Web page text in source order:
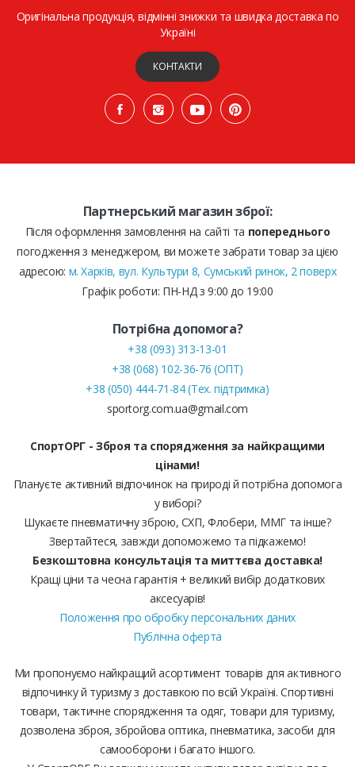
Оригінальна продукція, відмінні знижки та швидка доставка по
Україні
КОНТАКТИ
Партнерський магазин зброї:
Після оформлення замовлення на сайті та попереднього
погодження з менеджером, ви можете забрати товар за цією
адресою: м. Харків, вул. Культури 8, Сумський ринок, 2 поверх
Графік роботи: ПН-НД з 9:00 до 19:00
Потрібна допомога?
+38 (093) 313-13-01
+38 (068) 102-36-76 (ОПТ)
+38 (050) 444-71-84 (Тех. підтримка)
sportorg.com.ua@gmail.com
СпортОРГ - Зброя та спорядження за найкращими
цінами!
Плануєте активний відпочинок на природі й потрібна допомога
у виборі?
Шукаєте пневматичну зброю, СХП, Флобери, ММГ та інше?
Звертайтеся, завжди допоможемо та підкажемо!
Безкоштовна консультація та миттєва доставка!
Кращі ціни та чесна гарантія + великий вибір додаткових
аксесуарів!
Положення про обробку персональних даних
Публічна оферта
Ми пропонуємо найкращий асортимент товарів для активного
відпочинку й туризму з доставкою по всій Україні. Спортивні
товари, тактичне спорядження та одяг, товари для туризму,
дозволена зброя, збройова оптика, пневматика, засоби для
самооборони і багато іншого.